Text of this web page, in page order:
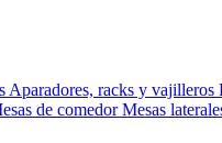
Aparadores, racks y vajilleros
de comedorMesas